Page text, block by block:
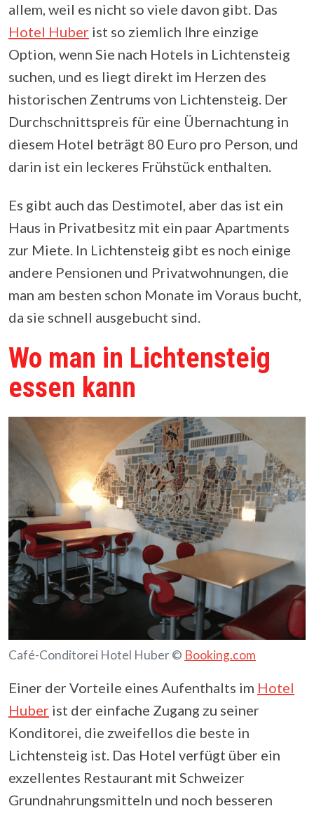
allem, weil es nicht so viele davon gibt. Das
Hotel Huber ist so ziemlich Ihre einzige
Option, wenn Sie nach Hotels in Lichtensteig
suchen, und es liegt direkt im Herzen des
historischen Zentrums von Lichtensteig. Der
Durchschnittspreis für eine Übernachtung in
diesem Hotel beträgt 80 Euro pro Person, und
darin ist ein leckeres Frühstück enthalten.
Es gibt auch das Destimotel, aber das ist ein
Haus in Privatbesitz mit ein paar Apartments
zur Miete. In Lichtensteig gibt es noch einige
andere Pensionen und Privatwohnungen, die
man am besten schon Monate im Voraus bucht,
da sie schnell ausgebucht sind.
Wo man in Lichtensteig
essen kann
Café-Conditorei Hotel Huber © Booking.com
Einer der Vorteile eines Aufenthalts im Hotel
Huber ist der einfache Zugang zu seiner
Konditorei, die zweifellos die beste in
Lichtensteig ist. Das Hotel verfügt über ein
exzellentes Restaurant mit Schweizer
Grundnahrungsmitteln und noch besseren